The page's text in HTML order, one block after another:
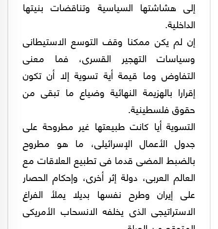
إلى هشاشتها السياسية وتناقضات بنيتها
الداخلية.
إن لم يكن ممكنا وقف التوسع الاستيطانى
وسياسات التهجير القسرى، فما معنى
التفاوض وما قيمة أية تسوية إلا أن تكون
إقرارا بالهزيمة النهائية وضياع ما تبقى من
حقوق فلسطينية.
التسوية أيا كانت طبيعتها غير مطروحة على
جدول الأعمال الإسرائيلى، ما هو مطروح
بالضبط المضى قدما فى تطبيع العلاقات مع
العالم العربى، دولة إثر أخرى، وإحكام الحصار
على إيران وطرح نفسها بديلا يملأ الفراغ
الاستراتيجى الذى يخلفه الانسحاب الأمريكى